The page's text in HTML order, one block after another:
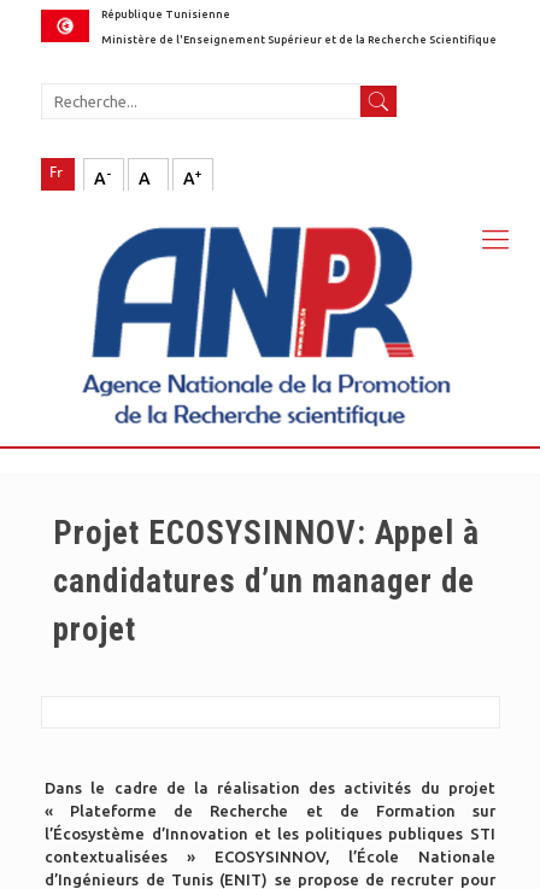
République Tunisienne
Ministère de l'Enseignement Supérieur et de la Recherche Scientifique
A- A A+
Projet ECOSYSINNOV: Appel à
candidatures d’un manager de
projet
Dans le cadre de la réalisation des activités du projet
« Plateforme de Recherche et de Formation sur
l’Écosystème d’Innovation et les politiques publiques STI
contextualisées » ECOSYSINNOV, l’École Nationale
d’Ingénieurs de Tunis (ENIT) se propose de recruter pour